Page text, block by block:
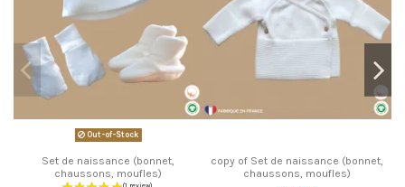
Out-of-Stock
Set de naissance (bonnet,
chaussons, moufles)
copy of Set de naissance (bonnet,
chaussons, moufles)